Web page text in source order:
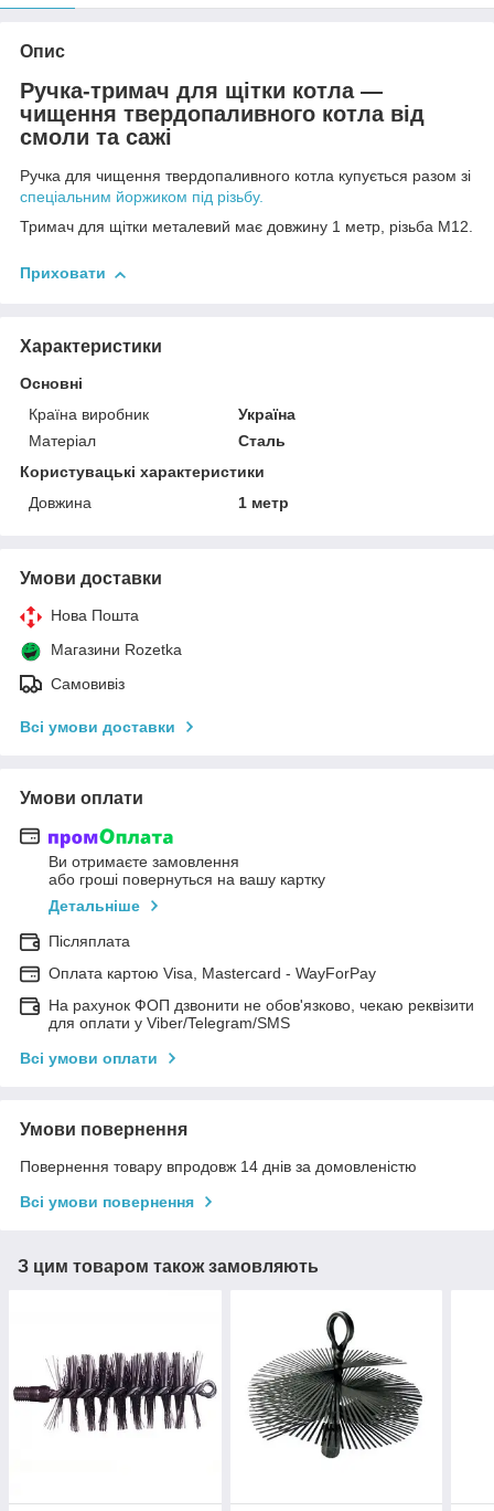
Опис
Ручка-тримач для щітки котла —
чищення твердопаливного котла від
смоли та сажі
Ручка для чищення твердопаливного котла купується разом зі
спеціальним йоржиком під різьбу.
Тримач для щітки металевий має довжину 1 метр, різьба М12.
Приховати
Характеристики
Основні
Країна виробник
Україна
Матеріал
Сталь
Користувацькі характеристики
Довжина
1 метр
Умови доставки
Нова Пошта
Магазини Rozetka
Самовивіз
Всі умови доставки
Умови оплати
Ви отримаєте замовлення
або гроші повернуться на вашу картку
Детальніше
Післяплата
Оплата картою Visa, Mastercard - WayForPay
На рахунок ФОП дзвонити не обов'язково, чекаю реквізити
для оплати у Viber/Telegram/SMS
Всі умови оплати
Умови повернення
Повернення товару впродовж 14 днів за домовленістю
Всі умови повернення
З цим товаром також замовляють